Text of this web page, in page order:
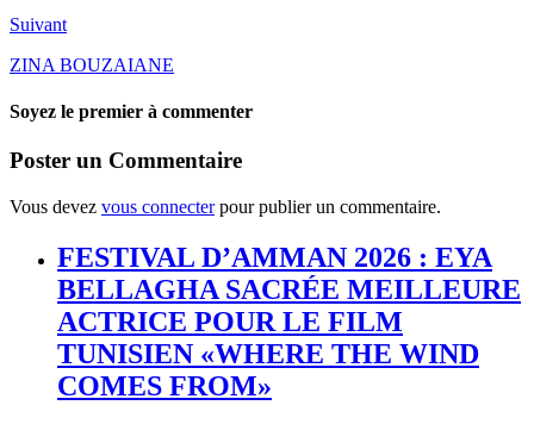
Suivant
ZINA BOUZAIANE
Soyez le premier à commenter
Poster un Commentaire
Vous devez vous connecterpour publier un commentaire.
FESTIVAL D’AMMAN 2026 : EYA
BELLAGHA SACRÉE MEILLEURE
ACTRICE POUR LE FILM
TUNISIEN «WHERE THE WIND
COMES FROM»